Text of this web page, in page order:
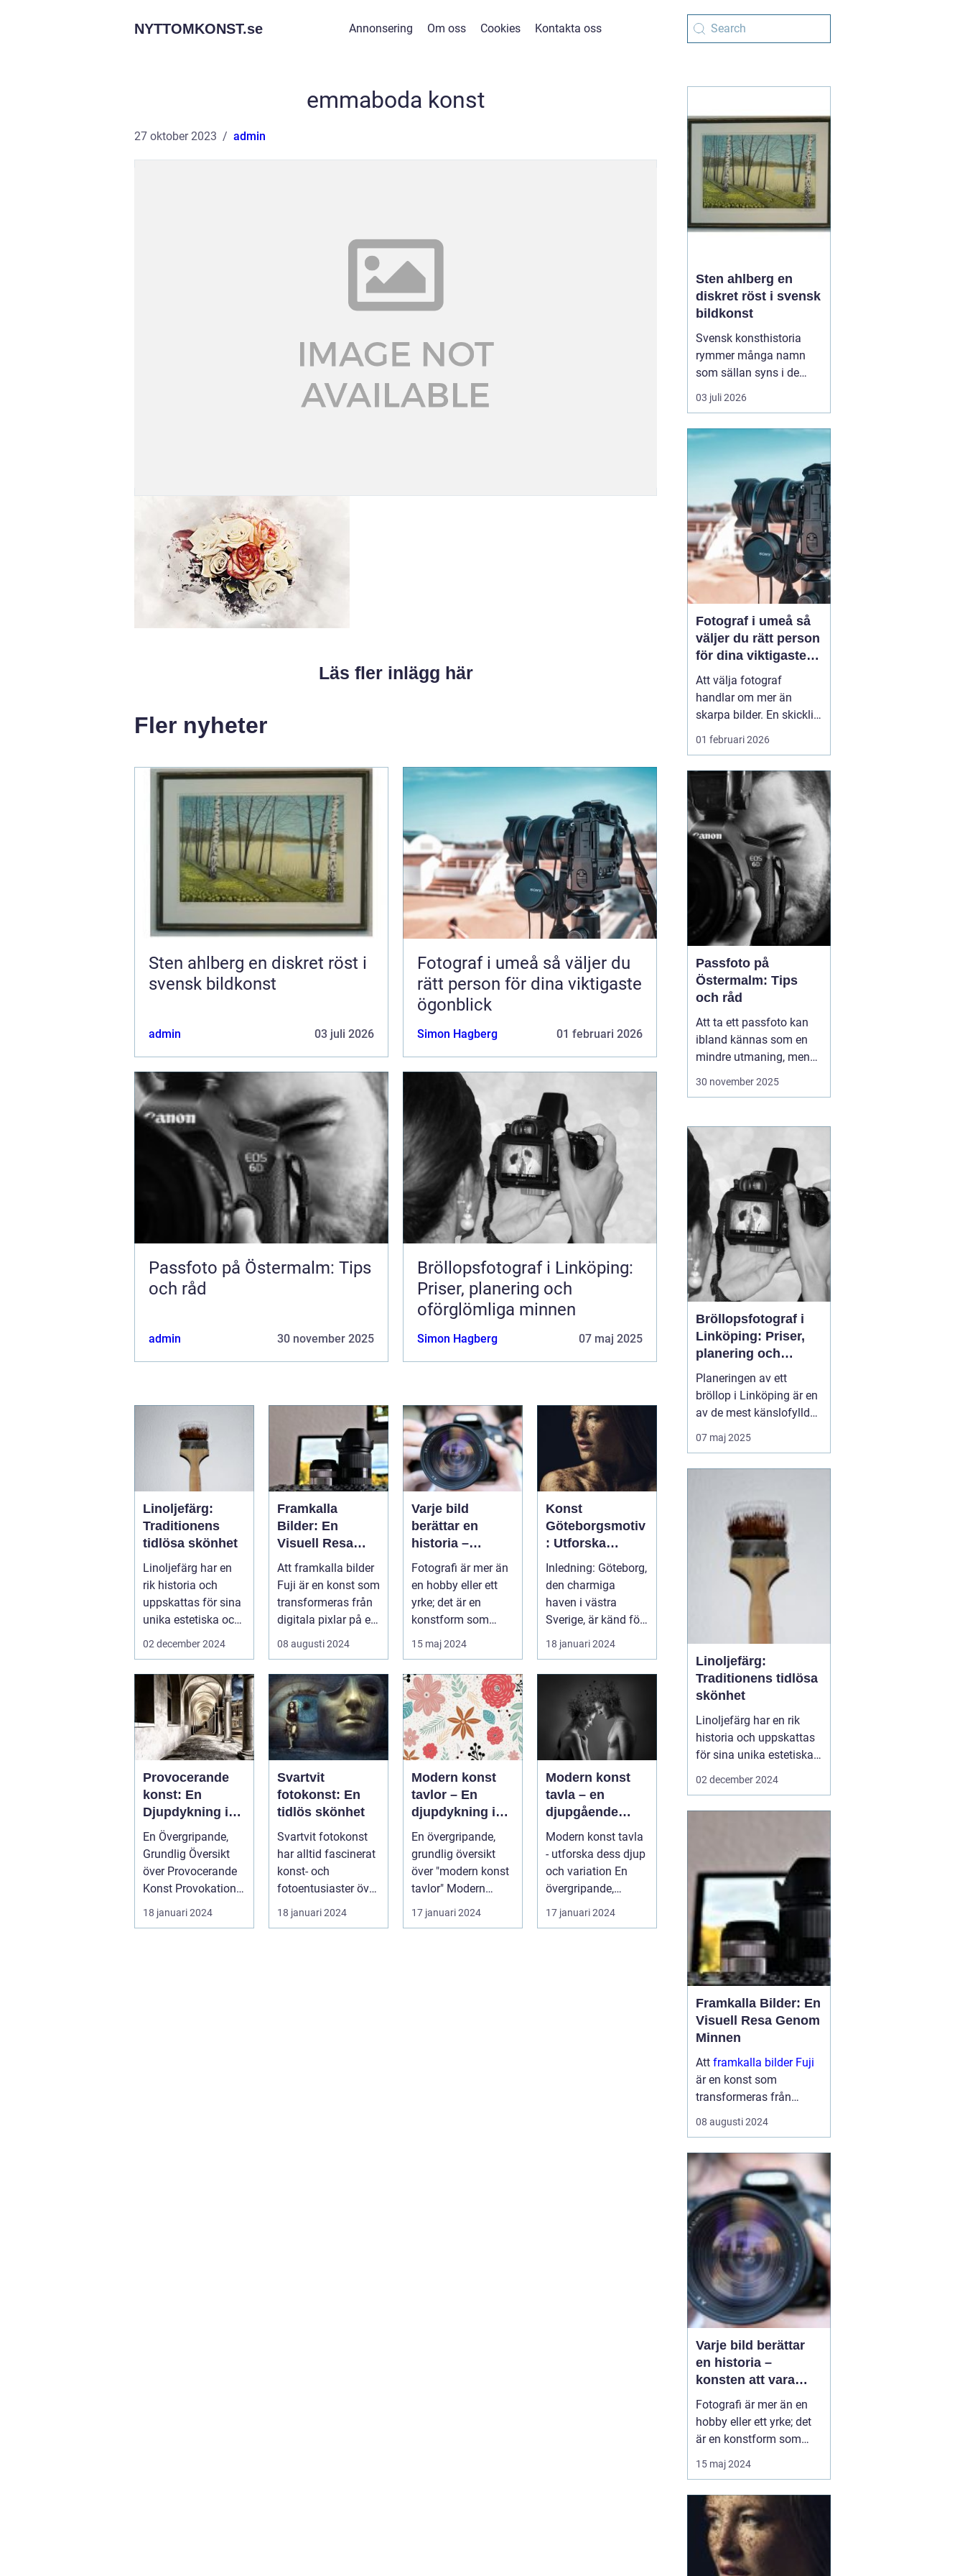
NYTTOMKONST.se Annonsering Om oss Cookies Kontakta oss
emmaboda konst
27 oktober 2023 admin
Läs fler inlägg här
Fler nyheter
Sten ahlberg en diskret röst i
svensk bildkonst
admin 03 juli 2026
Fotograf i umeå så väljer du
rätt person för dina viktigaste
ögonblick
Simon Hagberg 01 februari 2026
Passfoto på Östermalm: Tips
och råd
admin 30 november 2025
Bröllopsfotograf i Linköping:
Priser, planering och
oförglömliga minnen
Simon Hagberg 07 maj 2025
Linoljefärg:
Traditionens
tidlösa skönhet
Linoljefärg har en
rik historia och
uppskattas för sina
unika estetiska och
funktionella e...
02 december 2024
Framkalla
Bilder: En
Visuell Resa
Genom Minnen
Att framkalla bilder
Fuji är en konst som
transformeras från
digitala pixlar på en
08 augusti 2024
Varje bild
berättar en
historia –
konsten att vara
fotograf
Fotografi är mer än
en hobby eller ett
yrke; det är en
konstform som
möjliggör för oss att
frysa ögo...
15 maj 2024
Konst
Göteborgsmotiv
: Utforska
Göteborgs
konstscen
genom motiv
och målningar
Inledning: Göteborg,
den charmiga
haven i västra
Sverige, är känd för
sin rika konstscen
och inspire...
18 januari 2024
Provocerande
konst: En
Djupdykning i
Kontrovers och
Skapande
En Övergripande,
Grundlig Översikt
över Provocerande
Konst Provokation
är en central del av
konsten...
18 januari 2024
Svartvit
fotokonst: En
tidlös skönhet
Svartvit fotokonst
har alltid fascinerat
konst- och
fotoentusiaster över
hela världen. Denna
form av...
18 januari 2024
Modern konst
tavlor – En
djupdykning i
konstvärlden
En övergripande,
grundlig översikt
över "modern konst
tavlor" Modern
konst har alltid varit
en dyna...
17 januari 2024
Modern konst
tavla – en
djupgående
analys av denna
konstform
Modern konst tavla
- utforska dess djup
och variation En
övergripande,
grundlig översikt
över "mod...
17 januari 2024
Sten ahlberg en
diskret röst i svensk
bildkonst
Svensk konsthistoria
rymmer många namn
som sällan syns i de
stora rubrikerna, men
som ändå har en
samlarnas och
galleristernas värld.
hör till den
kretsen. Han är en av de
konstnä...
03 juli 2026
Fotograf i umeå så
väljer du rätt person
för dina viktigaste
ögonblick
Att välja fotograf
handlar om mer än
skarpa bilder. En skicklig
fotograf fångar
alla de små detaljerna
som annars lätt
försvinner. För många i
och runt Umeå har
fotografering blivit ett
sätt att både beva...
01 februari 2026
Passfoto på
Östermalm: Tips
och råd
Att ta ett passfoto kan
ibland kännas som en
mindre utmaning, men
med rätt vägledning kan
Östermalm finns det
flera ställen där man kan
fixa passfoto. Denna
arti...
30 november 2025
Bröllopsfotograf i
Linköping: Priser,
planering och
oförglömliga
minnen
Planeringen av ett
bröllop i Linköping är en
av de mest känslofyllda
och detaljerade
perioderna i livet. Från
säkerställa att gäster...
07 maj 2025
Linoljefärg:
Traditionens tidlösa
skönhet
Linoljefärg har en rik
historia och uppskattas
för sina unika estetiska
och funktionella
hållbart och miljövänligt
alternativ till...
02 december 2024
Framkalla Bilder: En
Visuell Resa Genom
Minnen
Att framkalla bilder Fuji
är en konst som
transformeras från
digitala pixlar på en
skärm till fysiska
Det är en process s...
08 augusti 2024
Varje bild berättar
en historia –
konsten att vara
fotograf
Fotografi är mer än en
hobby eller ett yrke; det
är en konstform som
möjliggör för oss att
frysa ögonblick och
och händelser på ett sätt
som inget annat
medium kan. En skicklig
fotograf har förmågan
15 maj 2024